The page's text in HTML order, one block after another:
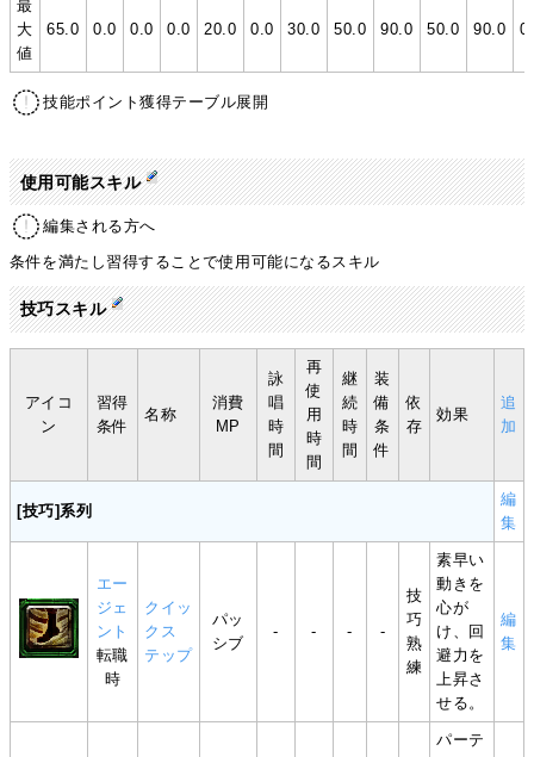
最
大
値
65.0 0.0 0.0 0.0 20.0 0.0 30.0 50.0 90.0 50.0 90.0
技能ポイント獲得テーブル展開
使用可能スキル
編集される方へ
条件を満たし習得することで使用可能になるスキル
技巧スキル
アイコ
ン
習得
条件
名称
消費
MP
詠
唱
時
間
再
使
用
時
間
継
続
時
間
装
備
条
件
依
存
効果
追
加
[技巧]系列
編
集
エー
ジェ
ント
転職
時
クイッ
クス
テップ
パッ
シブ
- - - -
技
巧
熟
練
素早い
動きを
心が
け、回
避力を
上昇さ
せる。
編
集
パーテ